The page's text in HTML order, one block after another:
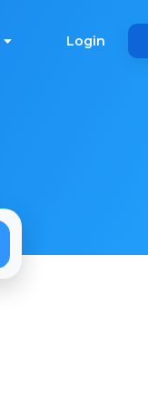
Login